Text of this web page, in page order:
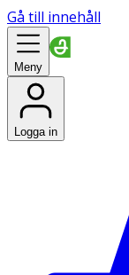
Gå till innehåll
Meny
Logga in